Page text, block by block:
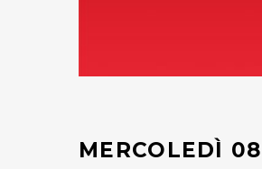
MERCOLEDÌ